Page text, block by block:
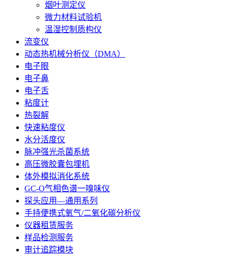
烟叶测定仪
微力材料试验机
温湿控制质构仪
流变仪
动态热机械分析仪（DMA）
电子眼
电子鼻
电子舌
粘度计
热裂解
快速粘度仪
水分活度仪
脉冲强光杀菌系统
高压微胶囊包埋机
体外模拟消化系统
GC-O气相色谱一嗅味仪
探头应用—通用系列
手持便携式氧气/二氧化碳分析仪
仪器租赁服务
样品检测服务
审计追踪模块